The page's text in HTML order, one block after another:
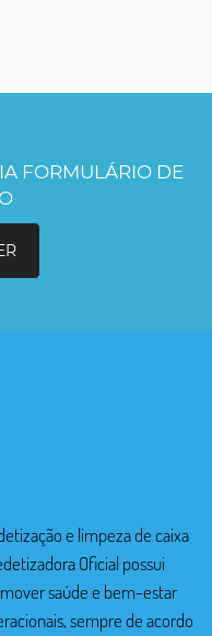
FORMULÁRIO DE
e limpeza de caixa
Oficial possui
saúde e bem-estar
sempre de acordo